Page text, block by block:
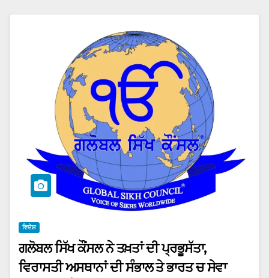
ਵਿਦੇਸ਼
ਗਲੋਬਲ ਸਿੱਖ ਕੌਂਸਲ ਨੇ ਤਖ਼ਤਾਂ ਦੀ ਪ੍ਰਭੂਸੱਤਾ,
ਵਿਰਾਸਤੀ ਅਸਥਾਨਾਂ ਦੀ ਸੰਭਾਲ ਤੇ ਭਾਰਤ ਚ ਸੇਵਾ